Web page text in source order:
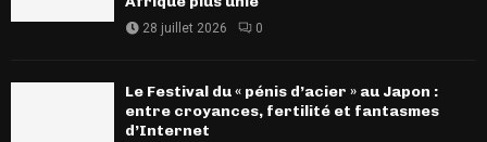
28 juillet 2026 0
Le Festival du « pénis d’acier » au Japon :
entre croyances, fertilité et fantasmes
d’Internet